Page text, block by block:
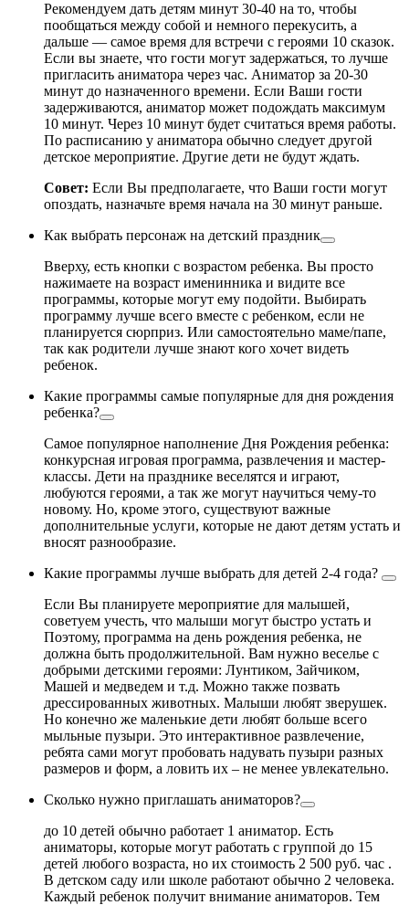
Рекомендуем дать детям минут 30-40 на то, чтобы
пообщаться между собой и немного перекусить, а
дальше — самое время для встречи с героями 10 сказок.
Если вы знаете, что гости могут задержаться, то лучше
пригласить аниматора через час. Аниматор за 20-30
минут до назначенного времени. Если Ваши гости
задерживаются, аниматор может подождать максимум
10 минут. Через 10 минут будет считаться время работы.
По расписанию у аниматора обычно следует другой
детское мероприятие. Другие дети не будут ждать.
Совет: Если Вы предполагаете, что Ваши гости могут
опоздать, назначьте время начала на 30 минут раньше.
Как выбрать персонаж на детский праздник
Вверху, есть кнопки с возрастом ребенка. Вы просто
нажимаете на возраст именинника и видите все
программы, которые могут ему подойти. Выбирать
программу лучше всего вместе с ребенком, если не
планируется сюрприз. Или самостоятельно маме/папе,
так как родители лучше знают кого хочет видеть
ребенок.
Какие программы самые популярные для дня рождения
ребенка?
Самое популярное наполнение Дня Рождения ребенка:
конкурсная игровая программа, развлечения и мастер-
классы. Дети на празднике веселятся и играют,
любуются героями, а так же могут научиться чему-то
новому. Но, кроме этого, существуют важные
дополнительные услуги, которые не дают детям устать и
вносят разнообразие.
Какие программы лучше выбрать для детей 2-4 года?
Если Вы планируете мероприятие для малышей,
советуем учесть, что малыши могут быстро устать и
Поэтому, программа на день рождения ребенка, не
должна быть продолжительной. Вам нужно веселье с
добрыми детскими героями: Лунтиком, Зайчиком,
Машей и медведем и т.д. Можно также позвать
дрессированных животных. Малыши любят зверушек.
Но конечно же маленькие дети любят больше всего
мыльные пузыри. Это интерактивное развлечение,
ребята сами могут пробовать надувать пузыри разных
размеров и форм, а ловить их – не менее увлекательно.
Сколько нужно приглашать аниматоров?
до 10 детей обычно работает 1 аниматор. Есть
аниматоры, которые могут работать с группой до 15
детей любого возраста, но их стоимость 2 500 руб. час .
В детском саду или школе работают обычно 2 человека.
Каждый ребенок получит внимание аниматоров. Тем